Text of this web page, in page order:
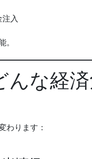
入
。
な経
わります：